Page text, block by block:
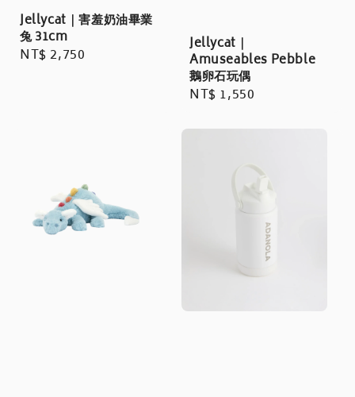
Jellycat｜害羞奶油畢業
兔 31cm
Regular
NT$ 2,750
Jellycat｜
Amuseables Pebble
鵝卵石玩偶
Regular
NT$ 1,550